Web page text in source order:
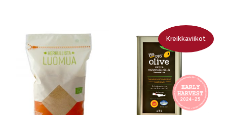
Kreikkaviikot